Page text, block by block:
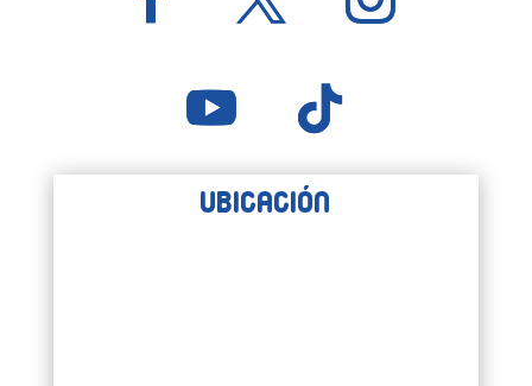
Ubicación